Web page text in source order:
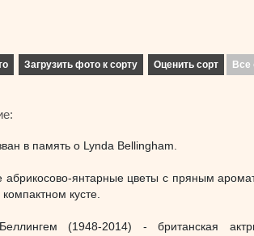
Загрузить фото к сорту Оценить сорт Все
в память о Lynda Bellingham.
абрикосово-янтарные цветы с пряным
кусте.
(1948-2014) - британская